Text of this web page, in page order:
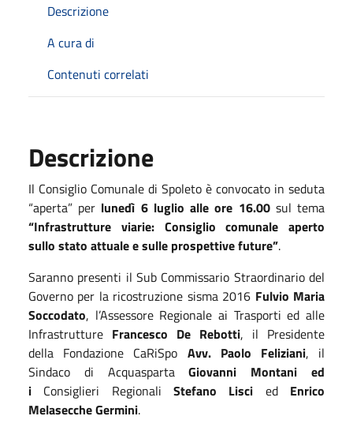
Descrizione
A cura di
Contenuti correlati
Descrizione
Il Consiglio Comunale di Spoleto è convocato in seduta
“aperta” per lunedì 6 luglio alle ore 16.00sul tema
“Infrastrutture viarie: Consiglio comunale aperto
sullo stato attuale e sulle prospettive future”.
Saranno presenti il Sub Commissario Straordinario del
Governo per la ricostruzione sisma 2016 Fulvio Maria
Soccodato, l’Assessore Regionale ai Trasporti ed alle
Infrastrutture Francesco De Rebotti, il Presidente
della Fondazione CaRiSpo Avv. Paolo Feliziani, il
Sindaco di AcquaspartaGiovanni Montani ed
i Consiglieri RegionaliStefano Lisci ed Enrico
Melasecche Germini.